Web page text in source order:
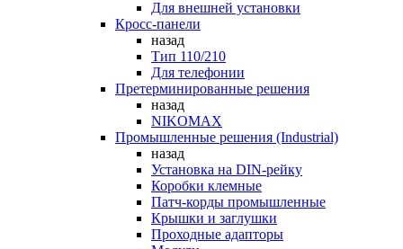
Для внешней установки
Кросс-панели
назад
Тип 110/210
Для телефонии
Претерминированные решения
назад
NIKOMAX
Промышленные решения (Industrial)
назад
Установка на DIN-рейку
Коробки клемные
Патч-корды промышленные
Крышки и заглушки
Проходные адапторы